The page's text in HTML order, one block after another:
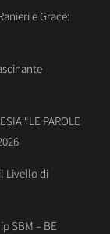
e Grace:
“LE PAROLE
Livello di
SBM – BE